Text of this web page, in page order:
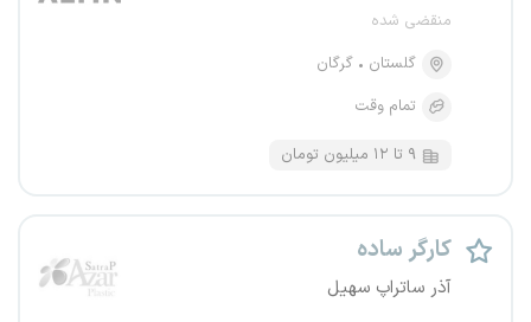
منقضی شده
گلستان
گرگان
تمام وقت
۹ تا ۱۲ میلیون تومان
کارگر ساده
آذر ساتراپ سهیل